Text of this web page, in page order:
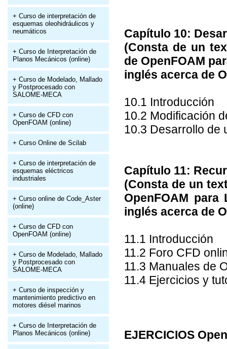
+ Curso de interpretación de
esquemas oleohidráulicos y
neumáticos
+ Curso de Interpretación de
Planos Mecánicos (online)
+ Curso de Modelado, Mallado
y Postprocesado con
SALOME-MECA
+ Curso de CFD con
OpenFOAM (online)
+ Curso Online de Scilab
+ Curso de interpretación de
esquemas eléctricos
industriales
+ Curso online de Code_Aster
(online)
+ Curso de CFD con
OpenFOAM (online)
+ Curso de Modelado, Mallado
y Postprocesado con
SALOME-MECA
+ Curso de inspección y
mantenimiento predictivo en
motores diésel marinos
+ Curso de Interpretación de
Planos Mecánicos (online)
Capítulo 10:
(Consta de un
de OpenFOAM
inglés acerca de
10.1 Introducción
10.2 Modificación
10.3 Desarrollo de
Capítulo 11:
(Consta de un
OpenFOAM
inglés acerca de
11.1 Introducción
11.2 Foro CFD
11.3 Manuales de
11.4 Ejercicios y
EJERCICIOS